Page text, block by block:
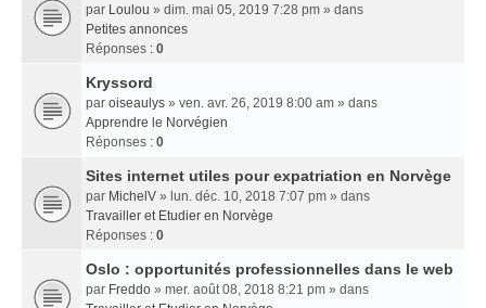
par Loulou » dim. mai 05, 2019 7:28 pm » dans
Petites annonces
Réponses : 0
Kryssord
par oiseaulys » ven. avr. 26, 2019 8:00 am » dans
Apprendre le Norvégien
Réponses : 0
Sites internet utiles pour expatriation en Norvège
par MichelV » lun. déc. 10, 2018 7:07 pm » dans
Travailler et Etudier en Norvège
Réponses : 0
Oslo : opportunités professionnelles dans le web
par Freddo » mer. août 08, 2018 8:21 pm » dans